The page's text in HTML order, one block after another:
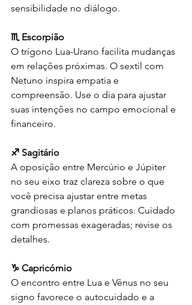
sensibilidade no diálogo.
♏ Escorpião
O trígono Lua-Urano facilita mudanças
em relações próximas. O sextil com
Netuno inspira empatia e
compreensão. Use o dia para ajustar
suas intenções no campo emocional e
financeiro.
♐ Sagitário
A oposição entre Mercúrio e Júpiter
no seu eixo traz clareza sobre o que
você precisa ajustar entre metas
grandiosas e planos práticos. Cuidado
com promessas exageradas; revise os
detalhes.
♑ Capricórnio
O encontro entre Lua e Vênus no seu
signo favorece o autocuidado e a